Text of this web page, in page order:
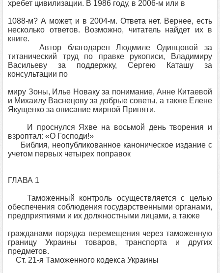
хребет цивилизации. В 1986 году, в 2006-м или в
1088-м? А может, и в 2004-м. Ответа нет. Вернее, есть
несколько ответов. Возможно, читатель найдет их в
книге.
Автор благодарен Людмиле Одинцовой за
титанический труд по правке рукописи, Владимиру
Васильеву за поддержку, Сергею Каташу за
консультации по
миру Зоны, Илье Новаку за понимание, Анне Китаевой
и Михаилу Васнецову за добрые советы, а также Елене
Якущенко за описание мирной Припяти.
И проснулся Яхве на восьмой день творения и
взроптал: «О Господи!»
Библия, неопубликованное каноническое издание с
учетом первых четырех поправок
ГЛАВА 1
Таможенный контроль осуществляется с целью
обеспечения соблюдения государственными органами,
предприятиями и их должностными лицами, а также
гражданами порядка перемещения через таможенную
границу Украины товаров, транспорта и других
предметов.
Ст. 21-я Таможенного кодекса Украины